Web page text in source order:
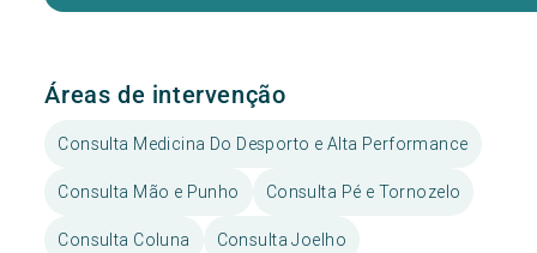
Áreas de intervenção
Consulta Medicina Do Desporto e Alta Performance
Consulta Mão e Punho Consulta Pé e Tornozelo
Consulta Coluna Consulta Joelho